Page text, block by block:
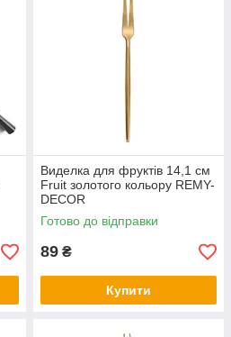
Виделка для фруктів 14,1 см
Fruit золотого кольору REMY-
DECOR
Готово до відправки
89 ₴
Купити